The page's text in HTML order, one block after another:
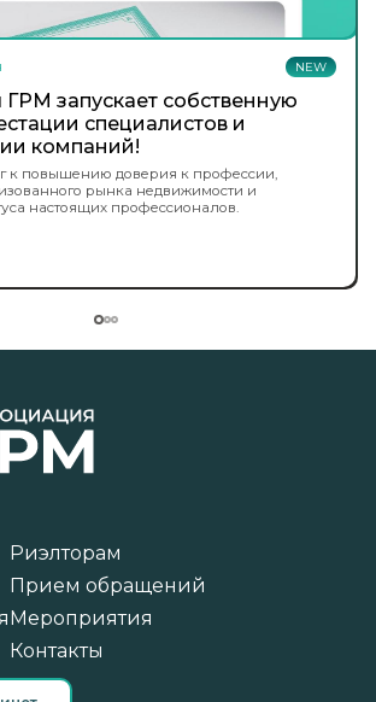
NEW
запускает собственную
специалистов и
компаний!
к повышению доверия к профессии,
рынка недвижимости и
настоящих профессионалов.
Риэлторам
Прием обращений
Мероприятия
Контакты